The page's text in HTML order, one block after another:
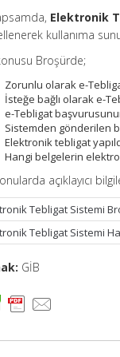
Elektronik
kullanıma
Broşürde;
Zorunlu olarak e-
İsteğe bağlı olarak e-
e-Tebligat başvurusunun
Sistemden gönderilen
Elektronik tebligat
Hangi belgelerin
açıklayıcı
Tebligat Sistemi
Tebligat Sistemi
GİB